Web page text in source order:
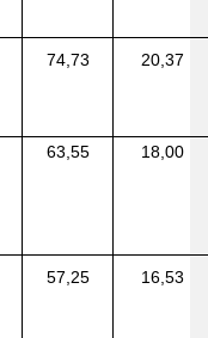
74,73 20,37
63,55 18,00
57,25 16,53